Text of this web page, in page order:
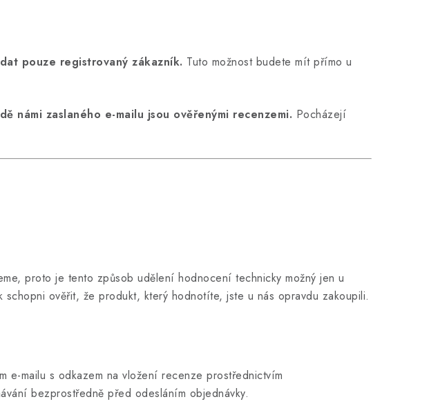
pouze registrovaný zákazník. Tuto možnost budete mít přímo u
námi zaslaného e-mailu jsou ověřenými recenzemi. Pocházejí
proto je tento způsob udělení hodnocení technicky možný jen u
ověřit, že produkt, který hodnotíte, jste u nás opravdu zakoupili.
e-mailu s odkazem na vložení recenze prostřednictvím
bezprostředně před odesláním objednávky.